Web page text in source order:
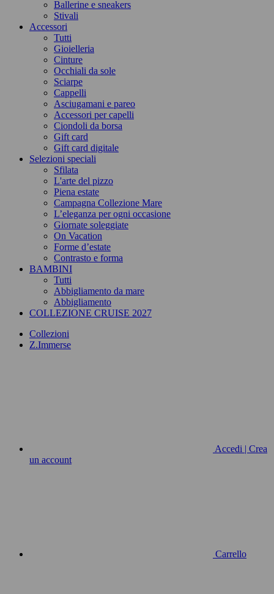
Ballerine e sneakers
Stivali
Accessori
Tutti
Gioielleria
Cinture
Occhiali da sole
Sciarpe
Cappelli
Asciugamani e pareo
Accessori per capelli
Ciondoli da borsa
Gift card
Gift card digitale
Selezioni speciali
Sfilata
L'arte del pizzo
Piena estate
Campagna Collezione Mare
L’eleganza per ogni occasione
Giornate soleggiate
On Vacation
Forme d’estate
Contrasto e forma
BAMBINI
Tutti
Abbigliamento da mare
Abbigliamento
COLLEZIONE CRUISE 2027
Collezioni
Z.Immerse
Accedi | Crea
un account
Carrello